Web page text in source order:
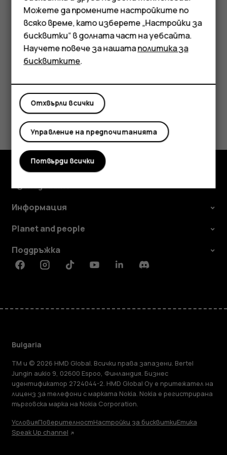
Мобилни телефони
Аксесоари
Таблети
ausupport@ifixit.com8:00 AM to 17:00 PM PST,
понеделник - петък Езици: английски
Полезен ли беше този отговор?
Да Не
Изследвайте
Информация
Planet and people
Поддръжка
FacebookInstagramTiktokYoutubeLinkedinDiscord
Bulgaria
TM и © 2026 HMD Global. Всички права запазени. Bertel
Jungin aukio 9, 02600 Espoo, Финландия. Бизнес
идентификатор 2724044-2. HMD Global Oy е притежател на
лиценз за телефони с марката Nokia. Nokia е регистрирана
търговска марка на Nokia Corporation.
УсловияПоверителностНастройки за бисквиткиЕтика
Speak Up channel
Можете да промените настройките по
всяко време, като изберете „Настройки за
бисквитки“ в долната част на уебсайта.
Научете повече за нашатаполитика за
бисквитките.
Отхвърли всички
Управление на предпочитанията
Потвърди всички